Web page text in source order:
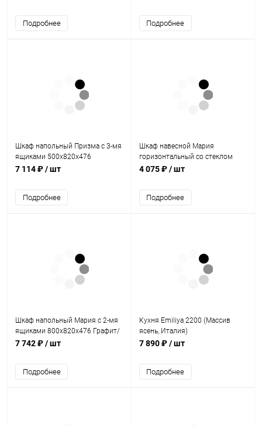
Подробнее Подробнее
Шкаф напольный Призма с 3-мя
ящиками 500х820х476
7 114 ₽/ шт
Подробнее
Шкаф навесной Мария
горизонтальный со стеклом
800х360х300 Крем/ Белый
4 075 ₽/ шт
Подробнее
Шкаф напольный Мария с 2-мя
ящиками 800х820х476 Графит/
Белый
7 742 ₽/ шт
Подробнее
Кухня Emiliya 2200 (Массив
ясень, Италия)
7 890 ₽/ шт
Подробнее